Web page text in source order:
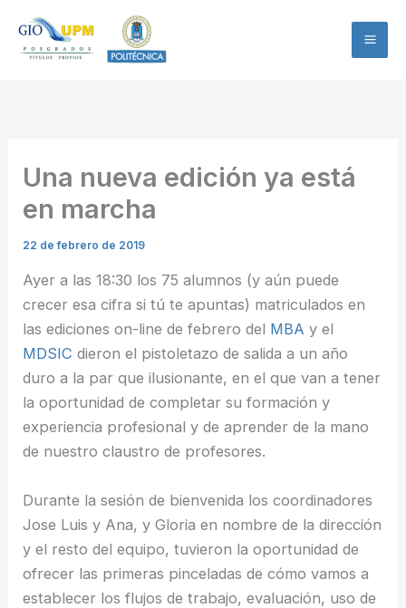
contenido
Una nueva edición ya está
en marcha
22 de febrero de 2019
Ayer a las 18:30 los 75 alumnos (y aún puede
crecer esa cifra si tú te apuntas) matriculados en
las ediciones on-line de febrero del MBAy el
MDSIC dieron el pistoletazo de salida a un año
duro a la par que ilusionante, en el que van a tener
la oportunidad de completar su formación y
experiencia profesional y de aprender de la mano
de nuestro claustro de profesores.
Durante la sesión de bienvenida los coordinadores
Jose Luis y Ana, y Gloria en nombre de la dirección
y el resto del equipo, tuvieron la oportunidad de
ofrecer las primeras pinceladas de cómo vamos a
establecer los flujos de trabajo, evaluación, uso de